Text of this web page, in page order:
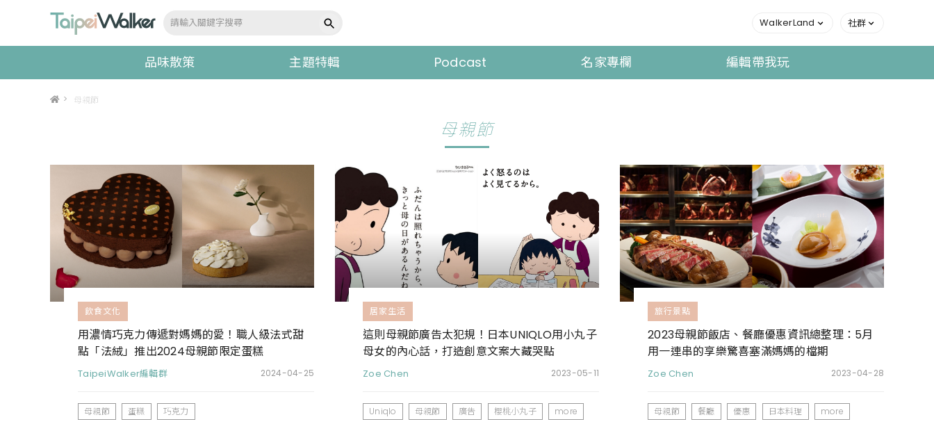
WalkerLand 社群
品味散策 主題特輯 Podcast 名家專欄 編輯帶我玩
> 母親節
母親節
飲食文化
用濃情巧克力傳遞對媽媽的愛！職人級法式甜
點「法絨」推出2024母親節限定蛋糕
TaipeiWalker編輯群 2024-04-25
母親節 蛋糕 巧克力
居家生活
這則母親節廣告太犯規！日本UNIQLO用小丸子
母女的內心話，打造創意文案大藏哭點
Zoe Chen 2023-05-11
Uniqlo 母親節 廣告 櫻桃小丸子 more
旅行景點
2023母親節飯店、餐廳優惠資訊總整理：5月
用一連串的享樂驚喜塞滿媽媽的檔期
Zoe Chen 2023-04-28
母親節 餐廳 優惠 日本料理 more